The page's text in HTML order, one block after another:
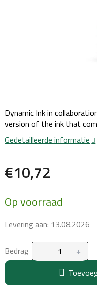
€10,72
prijs:
Op voorraad
Levering aan: 13.08.2026
Bedrag
Dynamic Ink in
version of the ink that
Gedetailleerde informatie